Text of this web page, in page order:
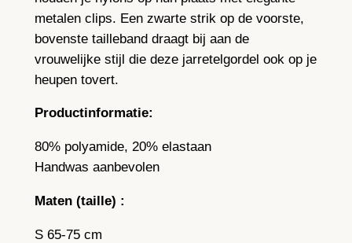
metalen clips. Een zwarte strik op de voorste,
bovenste tailleband draagt bij aan de
vrouwelijke stijl die deze jarretelgordel ook op je
heupen tovert.
Productinformatie:
80% polyamide, 20% elastaan
Handwas aanbevolen
Maten (taille) :
S 65-75 cm